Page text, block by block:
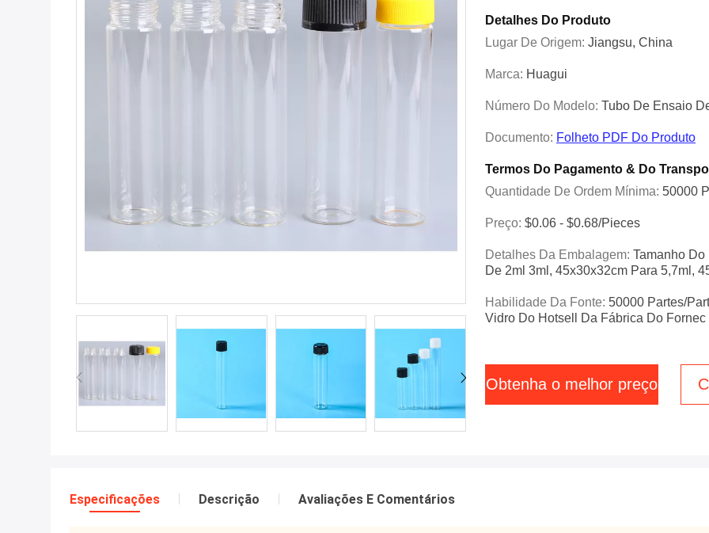
Detalhes Do Produto
Lugar De Origem: Jiangsu, China
Marca: Huagui
Número Do Modelo: Tubo De Ensaio
Documento: Folheto PDF Do Produto
Termos Do Pagamento & Do
Quantidade De Ordem Mínima: 50000
Preço: $0.06 - $0.68/pieces
Detalhes Da Embalagem: Tamanho Do
De 2ml 3ml, 45x30x32cm Para 5,7ml,
Habilidade Da Fonte: 50000 Partes/
Vidro Do Hotsell Da Fábrica Do Fornec
Obtenha o melhor preço
Especificações Descrição Avaliações E Comentários